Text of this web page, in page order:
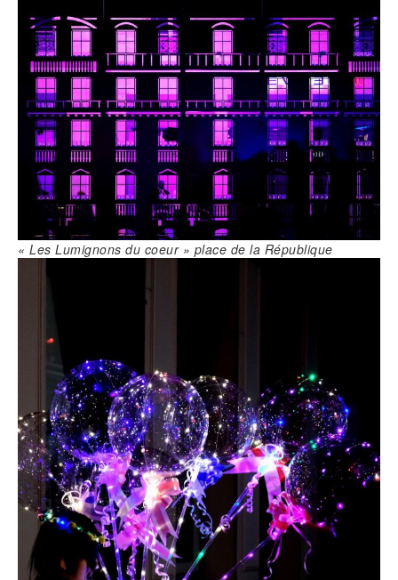
« Les Lumignons du coeur » place de la République